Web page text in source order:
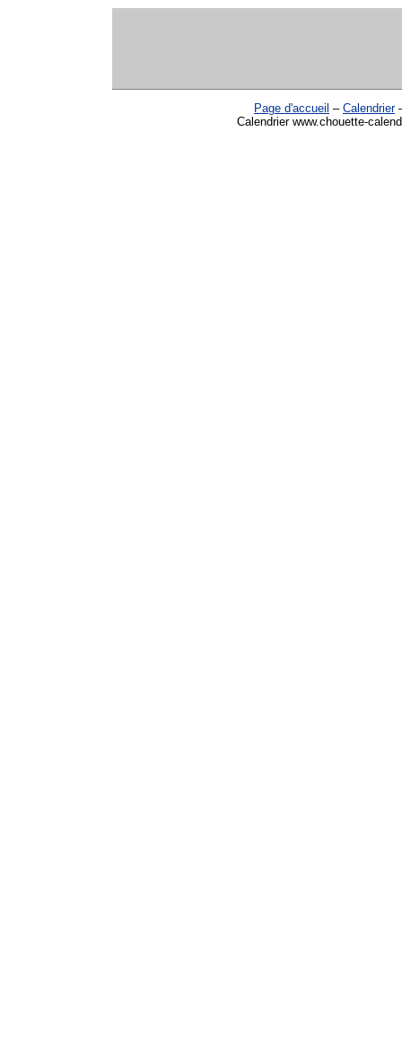
Page d'accueil – Calendrier
Calendrier www.chouette-